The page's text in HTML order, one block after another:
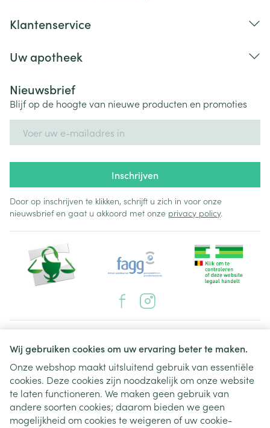
Wij gebruiken cookies om uw ervaring beter te maken.
Onze webshop maakt uitsluitend gebruik van essentiële
cookies. Deze cookies zijn noodzakelijk om onze website
te laten functioneren. We maken geen gebruik van
andere soorten cookies; daarom bieden we geen
mogelijkheid om cookies te weigeren of uw cookie-
Klantenservice
Uw apotheek
Nieuwsbrief
Blijf op de hoogte van nieuwe producten en promoties
Inschrijven
Door op inschrijven te klikken, schrijft u zich in voor onze
nieuwsbrief en gaat u akkoord met onze privacy policy.
Juridische links